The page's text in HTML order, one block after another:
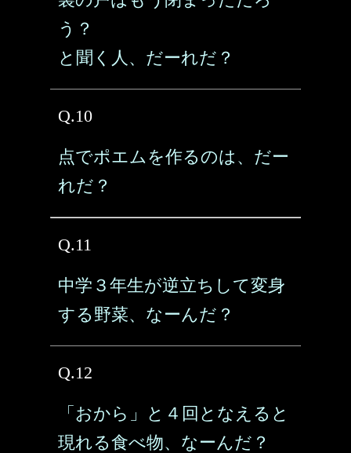
う？
と聞く人、だーれだ？
Q.10
点でポエムを作るのは、だー
れだ？
Q.11
中学３年生が逆立ちして変身
する野菜、なーんだ？
Q.12
「おから」と４回となえると
現れる食べ物、なーんだ？